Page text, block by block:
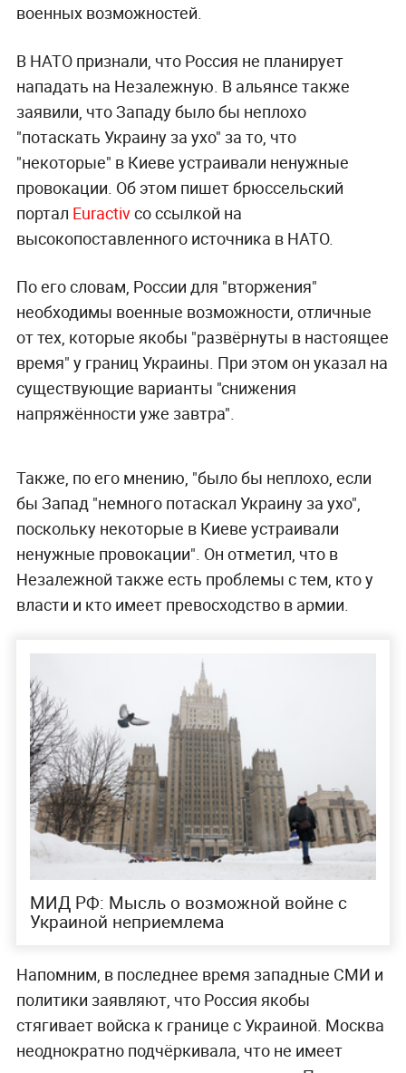
военных возможностей.
В НАТО признали, что Россия не планирует
нападать на Незалежную. В альянсе также
заявили, что Западу было бы неплохо
"потаскать Украину за ухо" за то, что
"некоторые" в Киеве устраивали ненужные
провокации. Об этом пишет брюссельский
портал Euractivсо ссылкой на
высокопоставленного источника в НАТО.
По его словам, России для "вторжения"
необходимы военные возможности, отличные
от тех, которые якобы "развёрнуты в настоящее
время" у границ Украины. При этом он указал на
существующие варианты "снижения
напряжённости уже завтра".
Также, по его мнению, "было бы неплохо, если
бы Запад "немного потаскал Украину за ухо",
поскольку некоторые в Киеве устраивали
ненужные провокации". Он отметил, что в
Незалежной также есть проблемы с тем, кто у
власти и кто имеет превосходство в армии.
МИД РФ: Мысль о возможной войне с
Украиной неприемлема
Напомним, в последнее время западные СМИ и
политики заявляют, что Россия якобы
стягивает войска к границе с Украиной. Москва
неоднократно подчёркивала, что не имеет